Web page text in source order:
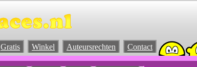
Gratis Winkel Auteursrechten Contact